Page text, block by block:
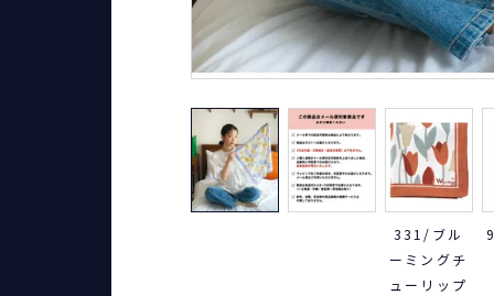
331/ブル
ーミングチ
ューリップ